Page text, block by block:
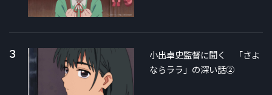
3
小出卓史監督に聞く 「さよ
ならララ」の深い話②